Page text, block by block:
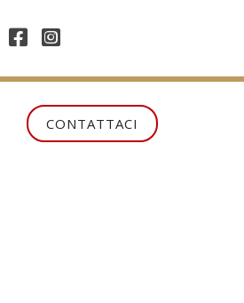
CONTATTACI